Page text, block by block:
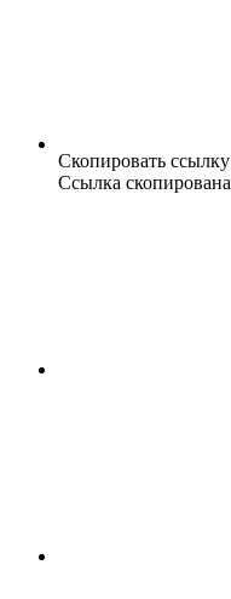
Скопировать ссылку
Ссылка скопирована